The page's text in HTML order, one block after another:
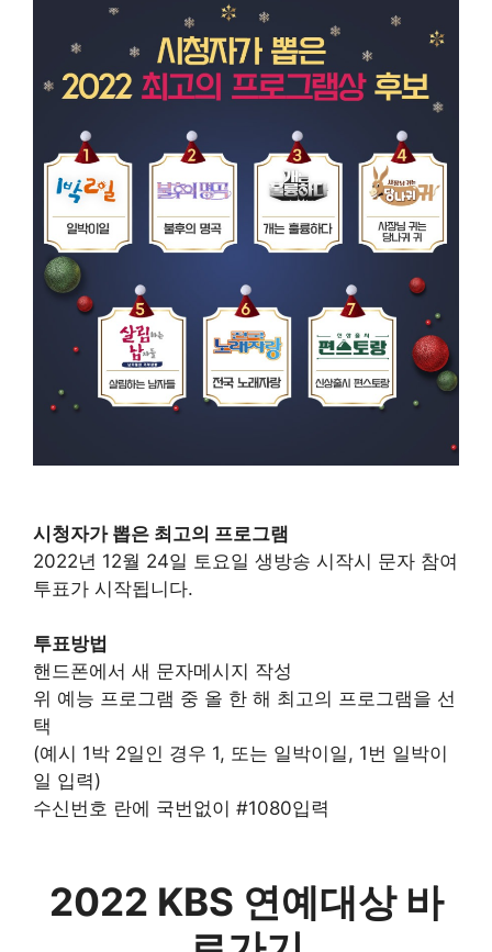
시청자가 뽑은 최고의 프로그램
2022년 12월 24일 토요일 생방송 시작시 문자 참여
투표가 시작됩니다.
투표방법
핸드폰에서 새 문자메시지 작성
위 예능 프로그램 중 올 한 해 최고의 프로그램을 선
택
(예시 1박 2일인 경우 1, 또는 일박이일, 1번 일박이
일 입력)
수신번호 란에 국번없이 #1080입력
2022 KBS 연예대상 바